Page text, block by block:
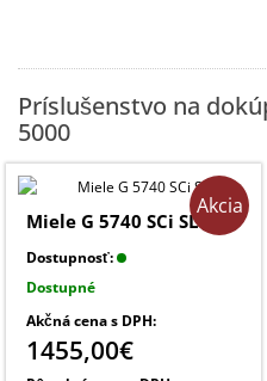
Príslušenstvo na
5000
Akcia
Miele G 5740 SCi SL
Dostupnosť:
Dostupné
Akčná cena s DPH:
1455,00€